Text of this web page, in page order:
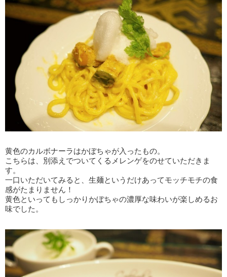
黄色のカルボナーラはかぼちゃが入ったもの。
こちらは、別添えでついてくるメレンゲをのせていただきま
す。
一口いただいてみると、生麺というだけあってモッチモチの食
感がたまりません！
黄色といってもしっかりかぼちゃの濃厚な味わいが楽しめるお
味でした。